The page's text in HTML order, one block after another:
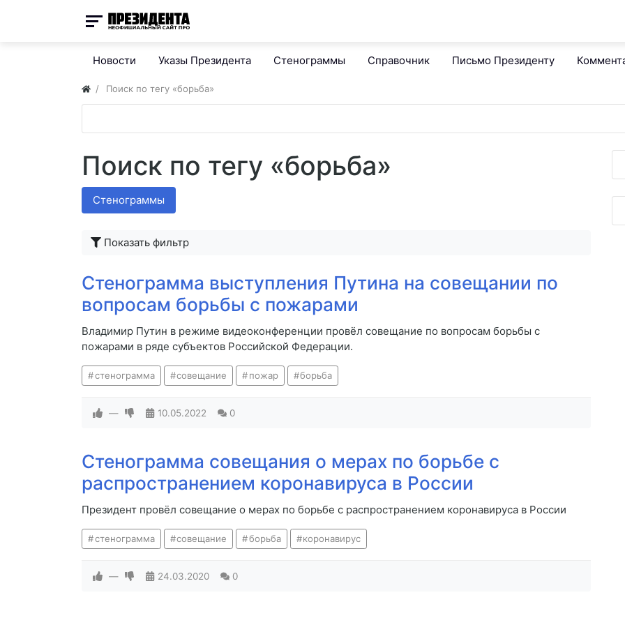
Новости Указы Президента Стенограммы Справочник Письмо Президенту
Поиск по тегу «борьба»
Поиск по тегу «борьба»
Стенограммы
Показать фильтр
Стенограмма выступления Путина на совещании по
вопросам борьбы с пожарами
Владимир Путин в режиме видеоконференции провёл совещание по вопросам борьбы с
пожарами в ряде субъектов Российской Федерации.
стенограмма совещание пожар борьба
— 10.05.2022 0
Стенограмма совещания о мерах по борьбе с
распространением коронавируса в России
Президент провёл совещание о мерах по борьбе с распространением коронавируса в России
стенограмма совещание борьба коронавирус
— 24.03.2020 0